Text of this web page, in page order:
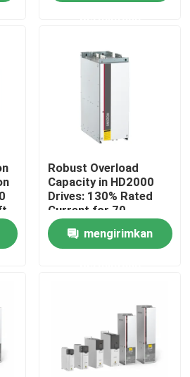
Variabel VFD
Robust Overload
Capacity in HD2000
Drives: 130% Rated
Current for 70
Seconds
mengirimkan